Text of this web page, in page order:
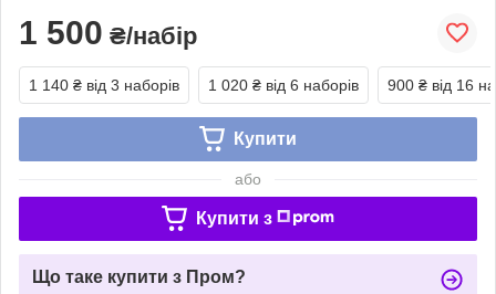
1 500 ₴/набір
1 140 ₴ від 3 наборів 1 020 ₴ від 6 наборів 900 ₴ від 16
Купити
або
Купити з
Що таке купити з Пром?